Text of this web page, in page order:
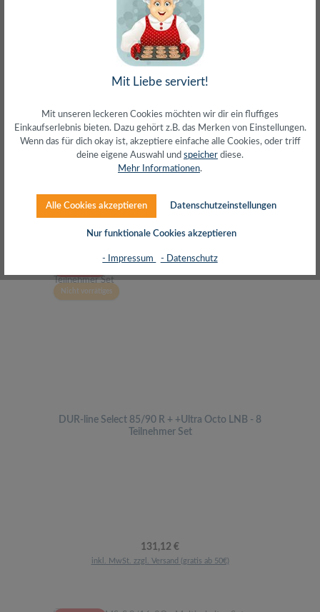
Regulärer Preis:
189,79 €
inkl. MwSt. zzgl. Versand (gratis ab 50€)
Nicht vorrätiges
DUR-line Select 85/90 R + +Ultra Octo LNB - 8
Teilnehmer Set
Regulärer Preis:
131,12 €
inkl. MwSt. zzgl. Versand (gratis ab 50€)
Mit Liebe serviert!
Mit unseren leckeren Cookies möchten wir dir ein fluffiges
Einkaufserlebnis bieten. Dazu gehört z.B. das Merken von Einstellungen.
Wenn das für dich okay ist, akzeptiere einfache alle Cookies, oder triff
deine eigene Auswahl und speicher diese.
Mehr Informationen.
Alle Cookies akzeptieren Datenschutzeinstellungen
Nur funktionale Cookies akzeptieren
- Impressum - Datenschutz